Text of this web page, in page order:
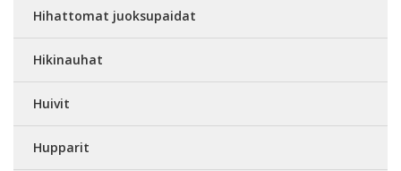
Hihattomat juoksupaidat
Hikinauhat
Huivit
Hupparit